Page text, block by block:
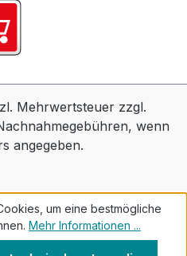
Mehrwertsteuer zzgl.
wenn
angegeben.
um eine bestmögliche
Mehr Informationen ...